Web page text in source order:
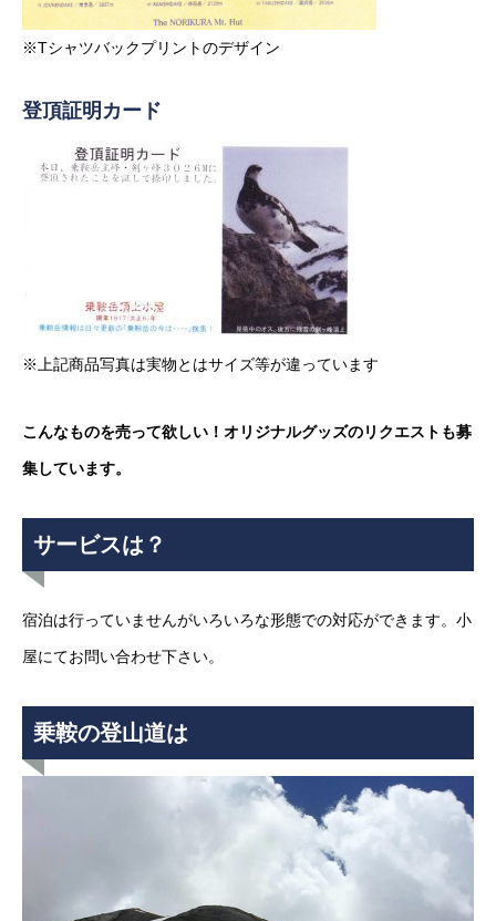
※Tシャツバックプリントのデザイン
登頂証明カード
※上記商品写真は実物とはサイズ等が違っています
こんなものを売って欲しい！オリジナルグッズのリクエストも募
集しています。
サービスは？
宿泊は行っていませんがいろいろな形態での対応ができます。小
屋にてお問い合わせ下さい。
乗鞍の登山道は